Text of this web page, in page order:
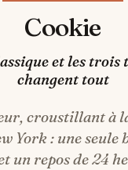
Cookie
et les trois
changent tout
croustillant à
York : une seule
un repos de 24